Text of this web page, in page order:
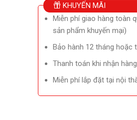
KHUYẾN MÃI
Miễn phí giao hàng toàn
sản phẩm khuyến mại)
Bảo hành 12 tháng hoặc
Thanh toán khi nhận hàng
Miễn phí lắp đặt tại nội